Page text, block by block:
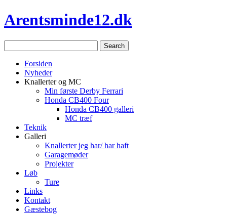
Arentsminde12.dk
Forsiden
Nyheder
Knallerter og MC
Min første Derby Ferrari
Honda CB400 Four
Honda CB400 galleri
MC træf
Teknik
Galleri
Knallerter jeg har/ har haft
Garagemøder
Projekter
Løb
Ture
Links
Kontakt
Gæstebog